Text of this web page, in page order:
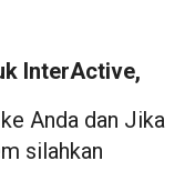
InterActive,
Anda dan Jika
silahkan